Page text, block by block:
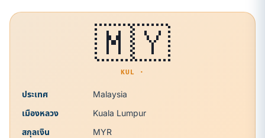
🇲🇾
KUL ·
ประเทศ
Malaysia
เมืองหลวง
Kuala Lumpur
สกุลเงิน
MYR